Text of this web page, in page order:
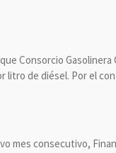
Consorcio Gasolinera
litro de diésel. Por el
mes consecutivo,